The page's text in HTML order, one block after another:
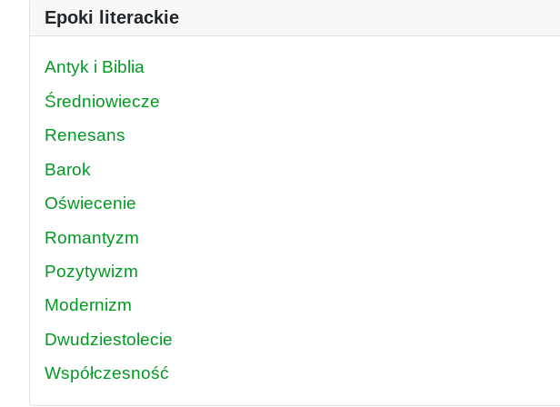
Epoki literackie
Antyk i Biblia
Średniowiecze
Renesans
Barok
Oświecenie
Romantyzm
Pozytywizm
Modernizm
Dwudziestolecie
Współczesność